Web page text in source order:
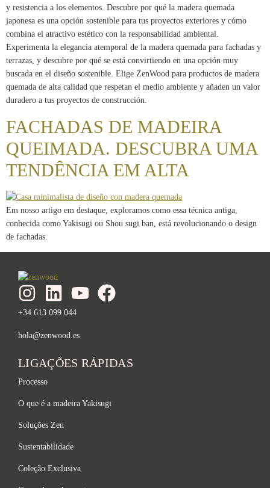
y resistencia a los elementos. Descubre por qué la madera quemada
japonesa es una opción sostenible para tus proyectos exteriores y cómo
combina el atractivo estético con la responsabilidad ambiental.
Experimenta la elegancia atemporal de la madera quemada para fachadas y
terrazas, y descubre por qué se está convirtiendo en una opción muy
buscada en el diseño sostenible. Elige ZenWood para productos de madera
quemada de alta calidad que respetan el medio ambiente y añaden un valor
duradero a tus proyectos de construcción.
FACHADAS DE MADEIRA
QUEIMADA. DESCUBRA UMA
TENDÊNCIA EM ALTA
Em nosso artigo em destaque, exploramos como essa técnica antiga,
conhecida como Yakisugi ou Shou sugi ban, está revolucionando o design
de fachadas.
+34 613 099 044
hola@zenwood.es
LIGAÇÕES RÁPIDAS
Processo
O que é a madeira Yakisugi
Soluções Zen
Sustentabilidade
Coleção Exclusiva